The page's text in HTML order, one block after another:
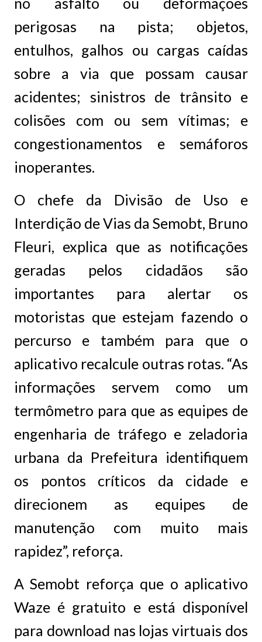
perigosas na pista; objetos,
entulhos, galhos ou cargas caídas
sobre a via que possam causar
acidentes; sinistros de trânsito e
colisões com ou sem vítimas; e
congestionamentos e semáforos
inoperantes.
O chefe da Divisão de Uso e
Interdição de Vias da Semobt, Bruno
Fleuri, explica que as notificações
geradas pelos cidadãos são
importantes para alertar os
motoristas que estejam fazendo o
percurso e também para que o
aplicativo recalcule outras rotas. “As
informações servem como um
termômetro para que as equipes de
engenharia de tráfego e zeladoria
urbana da Prefeitura identifiquem
os pontos críticos da cidade e
direcionem as equipes de
manutenção com muito mais
rapidez”, reforça.
A Semobt reforça que o aplicativo
Waze é gratuito e está disponível
para download nas lojas virtuais dos